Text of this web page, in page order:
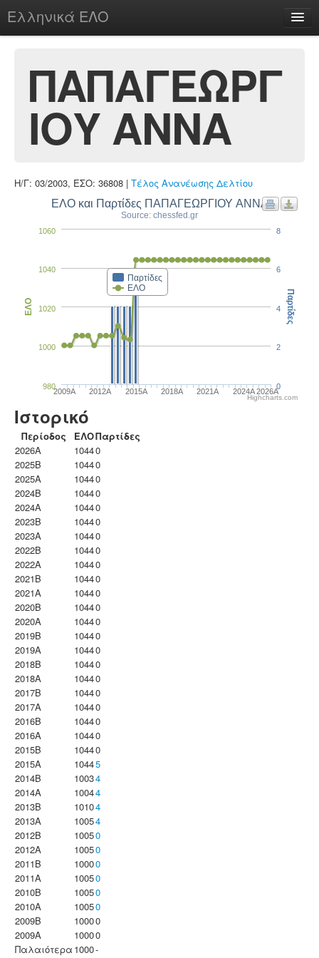
Ελληνικά ΕΛΟ
chesstu.be @ discord
Login
ΠΑΠΑΓΕΩΡΓ
ΙΟΥ ΑΝΝΑ
Η/Γ: 03/2003, ΕΣΟ: 36808 | Τέλος Ανανέωσης Δελτίου
ΕΛΟ και Παρτίδες ΠΑΠΑΓΕΩΡΓΙΟΥ ΑΝΝΑ
Source: chessfed.gr
Παρτίδες
ΕΛΟ
2009A 2012A 2015A 2018A 2021A 2024A2026A
1000
1020
1040
980
1060
ΕΛΟ
0
2
4
6
8
Παρτίδες
Highcharts.com
Ιστορικό
Περίοδος ΕΛΟΠαρτίδες
2026A
10440
2025B
10440
2025A
10440
2024B
10440
2024A
10440
2023B
10440
2023Α
10440
2022B
10440
2022A
10440
2021B
10440
2021A
10440
2020B
10440
2020A
10440
2019B
10440
2019A
10440
2018B
10440
2018A
10440
2017B
10440
2017A
10440
2016B
10440
2016A
10440
2015B
10440
2015A
10445
2014B
10034
2014A
10044
2013B
10104
2013A
10054
2012B
10050
2012A
10050
2011B
10000
2011A
10050
2010B
10050
2010A
10050
2009B
10000
2009A
10000
Παλαιότερα 1000-